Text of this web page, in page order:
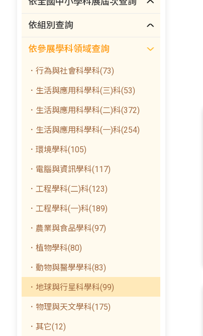
依組別查詢
依參展學科領域查詢
．行為與社會科學科(73)
．生活與應用科學科(三)科(53)
．生活與應用科學科(二)科(372)
．生活與應用科學科(一)科(254)
．環境學科(105)
．電腦與資訊學科(117)
．工程學科(二)科(123)
．工程學科(一)科(189)
．農業與食品學科(97)
．植物學科(80)
．動物與醫學學科(83)
．地球與行星科學科(99)
．物理與天文學科(175)
．其它(12)